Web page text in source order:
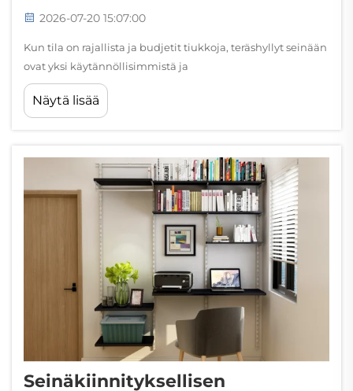
2026-07-20 15:07:00
Kun tila on rajallista ja budjetit tiukkoja, teräshyllyt seinään
ovat yksi käytännöllisimmistä ja
kustannustehokkaimmista saatavilla olevista
varastointiratkaisuista. Teräshyllyt muuttavat
Näytä lisää
Seinäkiinnityksellisen